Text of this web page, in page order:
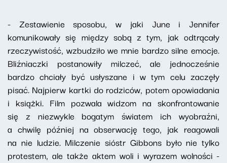
- Zestawienie sposobu, w jaki June i Jennifer
komunikowały się między sobą z tym, jak odtrącały
rzeczywistość, wzbudziło we mnie bardzo silne emocje.
Bliźniaczki postanowiły milczeć, ale jednocześnie
bardzo chciały być usłyszane i w tym celu zaczęły
pisać. Najpierw kartki do rodziców, potem opowiadania
i książki. Film pozwala widzom na skonfrontowanie
się z niezwykle bogatym światem ich wyobraźni,
a chwilę później na obserwację tego, jak reagowali
na nie ludzie. Milczenie sióstr Gibbons było nie tylko
protestem, ale także aktem woli i wyrazem wolności -